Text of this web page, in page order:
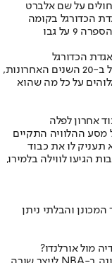
על שם אלברט
הכדורגל בקומה
על גבו
הכדורגל
ניקנור ריביירו, שמשמש ככפיל של אייקון הכדורגל ב-20 השנים האחרונות,
על כל מה שהוא
אחרון לפלה
מסע ההלוויה התקיים
תעניק לו את כבוד
הגיעו לווילה בלמירו,
המכונן והבלתי ניתן
מול אורלנדו?